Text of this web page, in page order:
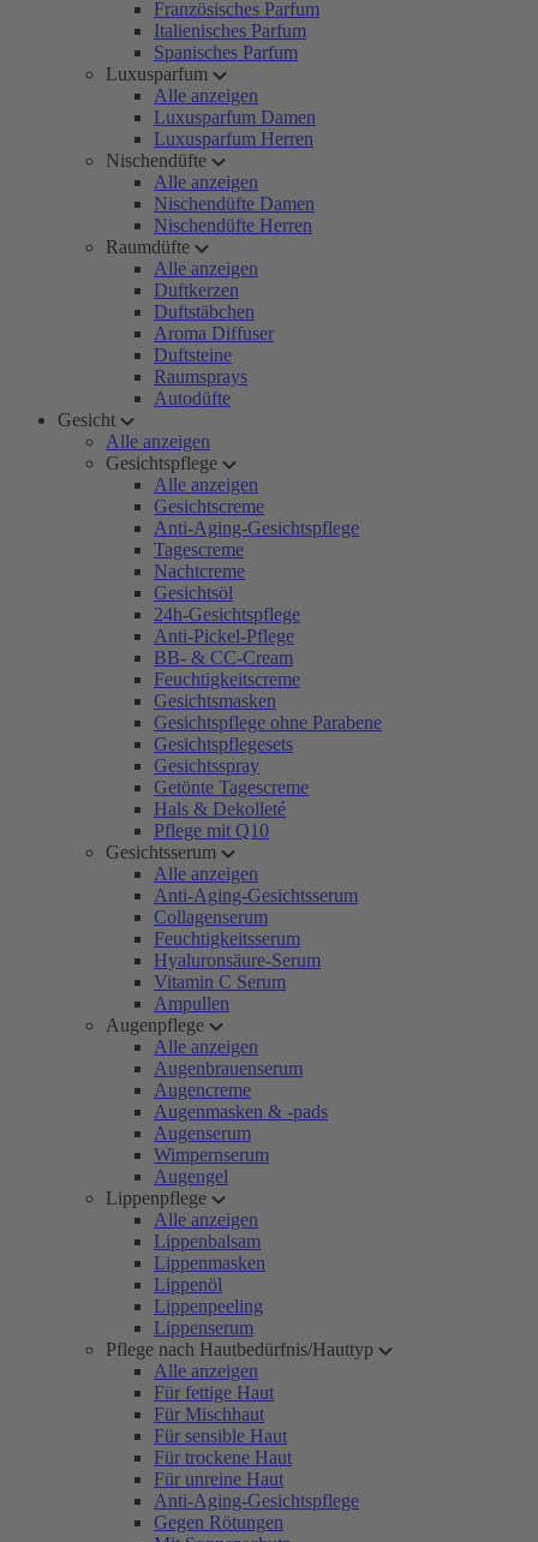
Französisches Parfum
Italienisches Parfum
Spanisches Parfum
Luxusparfum
Alle anzeigen
Luxusparfum Damen
Luxusparfum Herren
Nischendüfte
Alle anzeigen
Nischendüfte Damen
Nischendüfte Herren
Raumdüfte
Alle anzeigen
Duftkerzen
Duftstäbchen
Aroma Diffuser
Duftsteine
Raumsprays
Autodüfte
Gesicht
Alle anzeigen
Gesichtspflege
Alle anzeigen
Gesichtscreme
Anti-Aging-Gesichtspflege
Tagescreme
Nachtcreme
Gesichtsöl
24h-Gesichtspflege
Anti-Pickel-Pflege
BB- & CC-Cream
Feuchtigkeitscreme
Gesichtsmasken
Gesichtspflege ohne Parabene
Gesichtspflegesets
Gesichtsspray
Getönte Tagescreme
Hals & Dekolleté
Pflege mit Q10
Gesichtsserum
Alle anzeigen
Anti-Aging-Gesichtsserum
Collagenserum
Feuchtigkeitsserum
Hyaluronsäure-Serum
Vitamin C Serum
Ampullen
Augenpflege
Alle anzeigen
Augenbrauenserum
Augencreme
Augenmasken & -pads
Augenserum
Wimpernserum
Augengel
Lippenpflege
Alle anzeigen
Lippenbalsam
Lippenmasken
Lippenöl
Lippenpeeling
Lippenserum
Pflege nach Hautbedürfnis/Hauttyp
Alle anzeigen
Für fettige Haut
Für Mischhaut
Für sensible Haut
Für trockene Haut
Für unreine Haut
Anti-Aging-Gesichtspflege
Gegen Rötungen